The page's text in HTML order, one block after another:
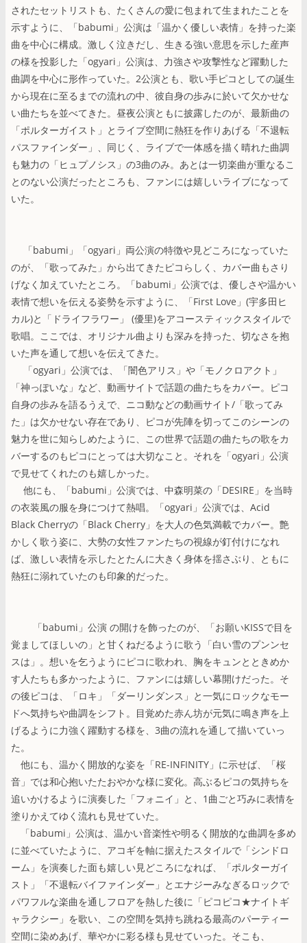
されたセットリストも、たくさんの愛に包まれて生まれたことを
示すように、「babumi」公演は「温かく優しい表情」を持った楽
曲を中心に構成。激しく泣きだし、生きる強い意思を示した産声
の様を投影した「ogyari」公演は、力強さや攻撃性など躍動した
曲調を中心に形作っていた。2公演とも、歌い手ピコとしての誕生
から現在に至るまでの流れの中、彼自身の歩みに於いて欠かせな
い曲たちを並べてきた。昼夜公演ともに披露したのが、最新曲の
「ポルターガイスト」とライブ空間に熱狂を作りあげる「不退転
パスファインダー」、同じく、ライブで一体感を描く晴れた曲調
も魅力の「ヒュプノシス」の3曲のみ。あとは一切楽曲が重なるこ
とのない公演だったところも、ファンには嬉しいライブになって
いた。
「babumi」「ogyari」両公演の特徴や見どころになっていた
のが、「歌ってみた」から出てきたピコらしく、カバー曲もさり
げなく加えていたところ。「babumi」公演では、優しさや温かい
表情で想いを伝える姿勢を示すように、「First Love」(宇多田ヒ
カル)と「ドライフラワー」 (優里)をアコースティックスタイルで
歌唱。ここでは、オリジナル曲よりも深みを持った、切なさを抱
いた声を通して想いを伝えてきた。
「ogyari」公演では、「闇色アリス」や「モノクロアクト」
「神っぽいな」など、動画サイトで話題の曲たちをカバー。ピコ
自身の歩みを語るうえで、ニコ動などの動画サイト/「歌ってみ
た」は欠かせない存在であり、ピコが先陣を切ってこのシーンの
魅力を世に知らしめたように、この世界で話題の曲たちの歌をカ
バーするのもピコにとっては大切なこと。それを「ogyari」公演
で見せてくれたのも嬉しかった。
他にも、「babumi」公演では、中森明菜の「DESIRE」を当時
の衣装風の服を身につけて熱唱。「ogyari」公演では、Acid
Black Cherryの「Black Cherry」を大人の色気満載でカバー。艶
かしく歌う姿に、大勢の女性ファンたちの視線が釘付けになれ
ば、激しい表情を示したとたんに大きく身体を揺さぶり、ともに
熱狂に溺れていたのも印象的だった。
「babumi」公演 の開けを飾ったのが、「お願いKISSで目を
覚ましてほしいの」と甘くねだるように歌う「白い雪のプンンセ
スは」。想いを乞うようにピコに歌われ、胸をキュンとときめか
す人たちも多かったように、ファンには嬉しい幕開けだった。そ
の後ピコは、「ロキ」「ダーリンダンス」と一気にロックなモー
ドへ気持ちや曲調をシフト。目覚めた赤ん坊が元気に鳴き声を上
げるように力強く躍動する様を、3曲の流れを通して描いていっ
た。
他にも、温かく開放的な姿を「RE-INFINITY」に示せば、「桜
音」では和心抱いたたおやかな様に変化。高ぶるピコの気持ちを
追いかけるように演奏した「フォニイ」と、1曲ごと巧みに表情を
塗りかえてゆく流れも見せていた。
「babumi」公演は、温かい音楽性や明るく開放的な曲調を多め
に並べていたように、アコギを軸に据えたスタイルで「シンドロ
ーム」を演奏した面も嬉しい見どころになれば、「ポルターガイ
スト」「不退転バイファインダー」とエナジーみなぎるロックで
パワフルな楽曲を通しフロアを熱した後に「ピコピコ★ナイトギ
ャラクシー」を歌い、この空間を気持ち跳ねる最高のパーティー
空間に染めあげ、華やかに彩る様も見せていった。そこも、